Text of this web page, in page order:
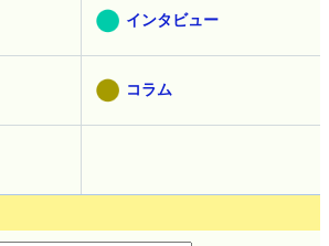
インタビュー
コラム